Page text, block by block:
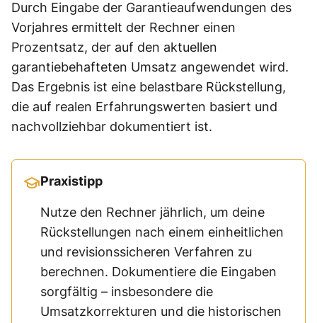
Durch Eingabe der Garantieaufwendungen des
Vorjahres ermittelt der Rechner einen
Prozentsatz, der auf den aktuellen
garantiebehafteten Umsatz angewendet wird.
Das Ergebnis ist eine belastbare Rückstellung,
die auf realen Erfahrungswerten basiert und
nachvollziehbar dokumentiert ist.
Praxistipp
Nutze den Rechner jährlich, um deine
Rückstellungen nach einem einheitlichen
und revisionssicheren Verfahren zu
berechnen. Dokumentiere die Eingaben
sorgfältig – insbesondere die
Umsatzkorrekturen und die historischen